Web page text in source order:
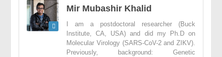
Mir Mubashir Khalid
I am a postdoctoral researcher (Buck
Institute, CA, USA) and did my Ph.D on
Molecular Virology (SARS-CoV-2 and ZIKV).
Previously, background: Genetic